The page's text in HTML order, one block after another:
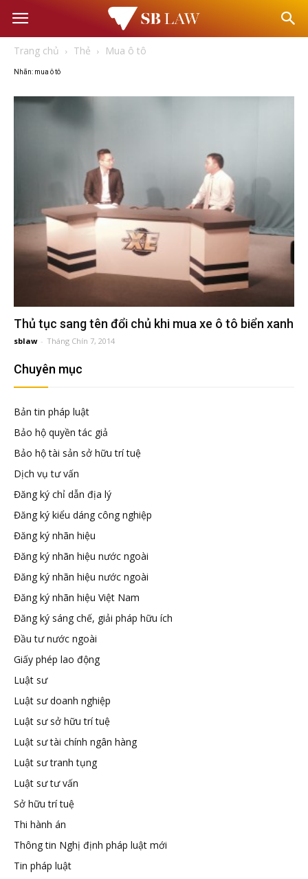
Văn
Luật
đầu
Đại
diện
hữu
tuệ
Trang chủ Thẻ Mua ô tô
Nhãn: mua ô tô
Thủ tục sang tên đổi chủ khi mua xe ô tô biển xanh
sblaw - Tháng Chín 7, 2014
Chuyên mục
Bản tin pháp luật
Bảo hộ quyền tác giả
Bảo hộ tài sản sở hữu trí tuệ
Dịch vụ tư vấn
Đăng ký chỉ dẫn địa lý
Đăng ký kiểu dáng công nghiệp
Đăng ký nhãn hiệu
Đăng ký nhãn hiệu nước ngoài
Đăng ký nhãn hiệu nước ngoài
Đăng ký nhãn hiệu Việt Nam
Đăng ký sáng chế, giải pháp hữu ích
Đầu tư nước ngoài
Giấy phép lao động
Luật sư
Luật sư doanh nghiệp
Luật sư sở hữu trí tuệ
Luật sư tài chính ngân hàng
Luật sư tranh tụng
Luật sư tư vấn
Sở hữu trí tuệ
Thi hành án
Thông tin Nghị định pháp luật mới
Tin pháp luật